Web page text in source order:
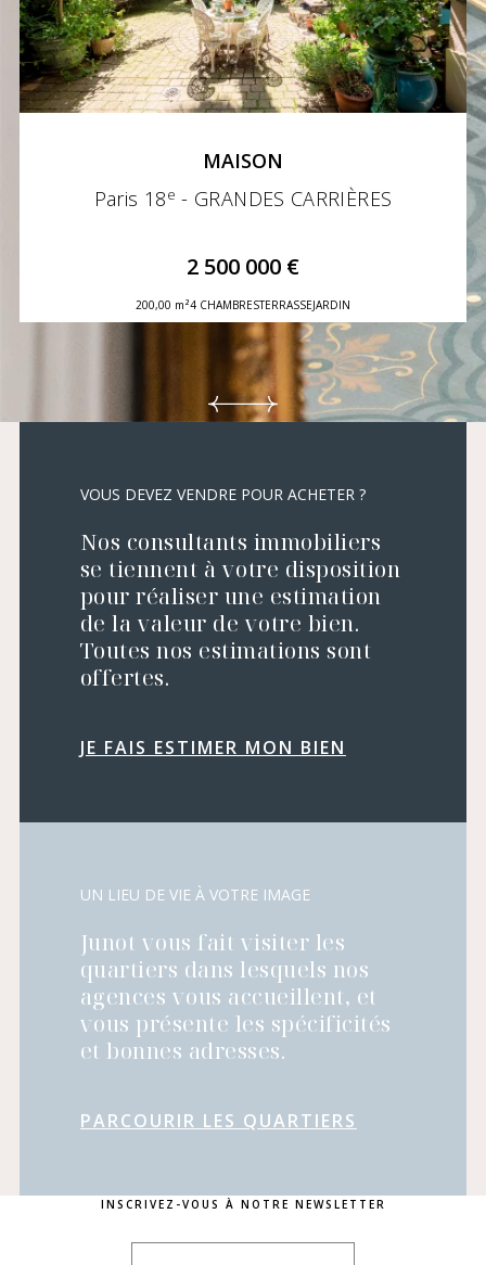
MAISON
Paris 18e - GRANDES CARRIÈRES
2 500 000 €
200,00 m²4 CHAMBRESTERRASSEJARDIN
VOUS DEVEZ VENDRE POUR ACHETER ?
Nos consultants immobiliers
se tiennent à votre disposition
pour réaliser une estimation
de la valeur de votre bien.
Toutes nos estimations sont
offertes.
JE FAIS ESTIMER MON BIEN
UN LIEU DE VIE À VOTRE IMAGE
Junot vous fait visiter les
quartiers dans lesquels nos
agences vous accueillent, et
vous présente les spécificités
et bonnes adresses.
PARCOURIR LES QUARTIERS
INSCRIVEZ-VOUS À NOTRE NEWSLETTER